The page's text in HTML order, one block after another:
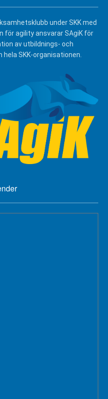
under SKK med
för agility ansvarar SAgiK för
av utbildnings- och
SKK-organisationen.